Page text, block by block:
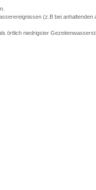
(z.B bei anhaltenden
örtlich niedrigster